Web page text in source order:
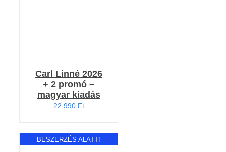
Carl Linné 2026
+ 2 promó –
magyar kiadás
22 990 Ft
BESZERZÉS ALATT!